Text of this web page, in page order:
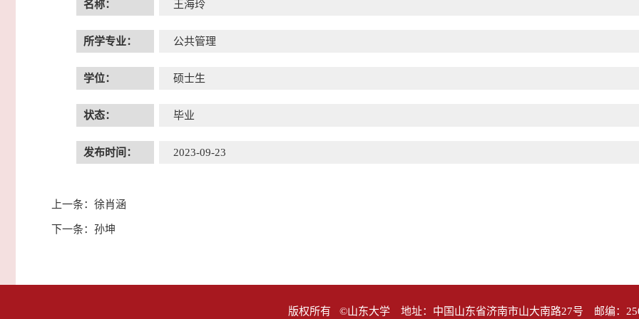
名称： 王海玲
所学专业： 公共管理
学位： 硕士生
状态： 毕业
发布时间： 2023-09-23
上一条： 徐肖涵
下一条： 孙坤
版权所有 ©山东大学 地址：中国山东省济南市山大南路27号 邮编：